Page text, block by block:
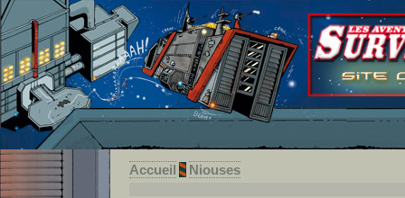
Accueil Niouses